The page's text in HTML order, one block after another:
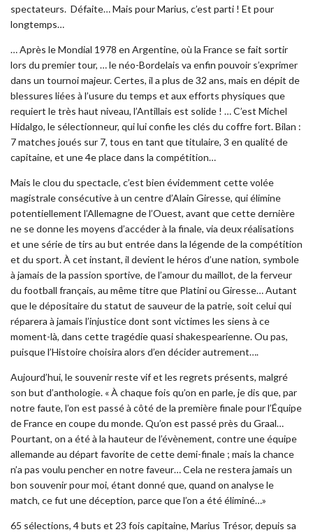
spectateurs. Défaite… Mais pour Marius, c’est parti ! Et pour
longtemps…
… Après le Mondial 1978 en Argentine, où la France se fait sortir
lors du premier tour, … le néo-Bordelais va enfin pouvoir s’exprimer
dans un tournoi majeur. Certes, il a plus de 32 ans, mais en dépit de
blessures liées à l’usure du temps et aux efforts physiques que
requiert le très haut niveau, l’Antillais est solide ! … C’est Michel
Hidalgo, le sélectionneur, qui lui confie les clés du coffre fort. Bilan :
7 matches joués sur 7, tous en tant que titulaire, 3 en qualité de
capitaine, et une 4e place dans la compétition…
Mais le clou du spectacle, c’est bien évidemment cette volée
magistrale consécutive à un centre d’Alain Giresse, qui élimine
potentiellement l’Allemagne de l’Ouest, avant que cette dernière
ne se donne les moyens d’accéder à la finale, via deux réalisations
et une série de tirs au but entrée dans la légende de la compétition
et du sport. À cet instant, il devient le héros d’une nation, symbole
à jamais de la passion sportive, de l’amour du maillot, de la ferveur
du football français, au même titre que Platini ou Giresse… Autant
que le dépositaire du statut de sauveur de la patrie, soit celui qui
réparera à jamais l’injustice dont sont victimes les siens à ce
moment-là, dans cette tragédie quasi shakespearienne. Ou pas,
puisque l’Histoire choisira alors d’en décider autrement….
Aujourd’hui, le souvenir reste vif et les regrets présents, malgré
son but d’anthologie. « À chaque fois qu’on en parle, je dis que, par
notre faute, l’on est passé à côté de la première finale pour l’Équipe
de France en coupe du monde. Qu’on est passé près du Graal…
Pourtant, on a été à la hauteur de l’évènement, contre une équipe
allemande au départ favorite de cette demi-finale ; mais la chance
n’a pas voulu pencher en notre faveur… Cela ne restera jamais un
bon souvenir pour moi, étant donné que, quand on analyse le
match, ce fut une déception, parce que l’on a été éliminé…»
65 sélections, 4 buts et 23 fois capitaine, Marius Trésor, depuis sa